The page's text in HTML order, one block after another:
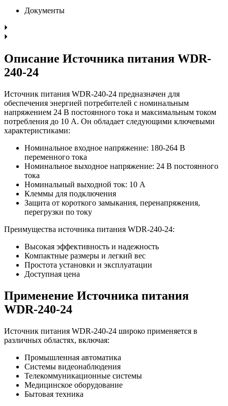
Документы
Описание Источника питания WDR-
240-24
Источник питания WDR-240-24 предназначен для
обеспечения энергией потребителей с номинальным
напряжением 24 В постоянного тока и максимальным током
потребления до 10 А. Он обладает следующими ключевыми
характеристиками:
Номинальное входное напряжение: 180-264 В
переменного тока
Номинальное выходное напряжение: 24 В постоянного
тока
Номинальный выходной ток: 10 А
Клеммы для подключения
Защита от короткого замыкания, перенапряжения,
перегрузки по току
Преимущества источника питания WDR-240-24:
Высокая эффективность и надежность
Компактные размеры и легкий вес
Простота установки и эксплуатации
Доступная цена
Применение Источника питания
WDR-240-24
Источник питания WDR-240-24 широко применяется в
различных областях, включая:
Промышленная автоматика
Системы видеонаблюдения
Телекоммуникационные системы
Медицинское оборудование
Бытовая техника